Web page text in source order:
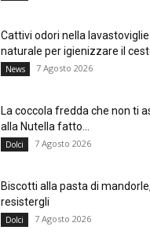
Cattivi odori nella
naturale per igienizzare il
News 7 Agosto 2026
La coccola fredda che non ti
alla Nutella fatto...
Dolci 7 Agosto 2026
Biscotti alla pasta di
resistergli
Dolci 7 Agosto 2026